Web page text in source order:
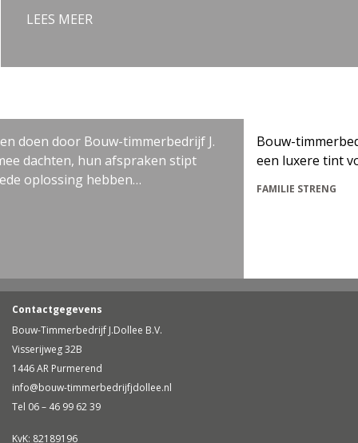
LEES MEER
door Bouw-timmerbedrijf J.
hun afspraken stipt
hebben…
Bouw-timmerbedrijf
een luxere tint
FAMILIE STRENG
Contactgegevens
Bouw-Timmerbedrijf J.Dollee B.V.
Visserijweg 32B
1446 AR Purmerend
info@bouw-timmerbedrijfjdollee.nl
Tel 06 – 46 99 62 39
KvK: 82189196